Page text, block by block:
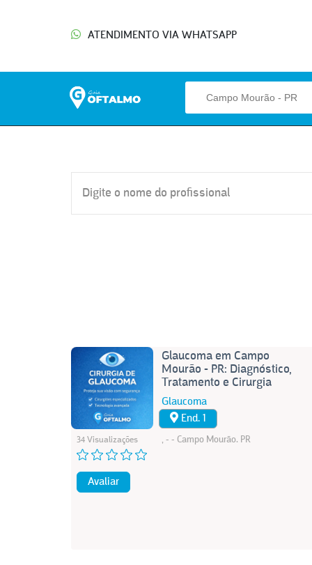
ATENDIMENTO VIA WHATSAPP
34 Visualizações
Avaliar
Glaucoma em Campo
Mourão - PR: Diagnóstico,
Tratamento e Cirurgia
Glaucoma
End. 1
, - - Campo Mourão. PR